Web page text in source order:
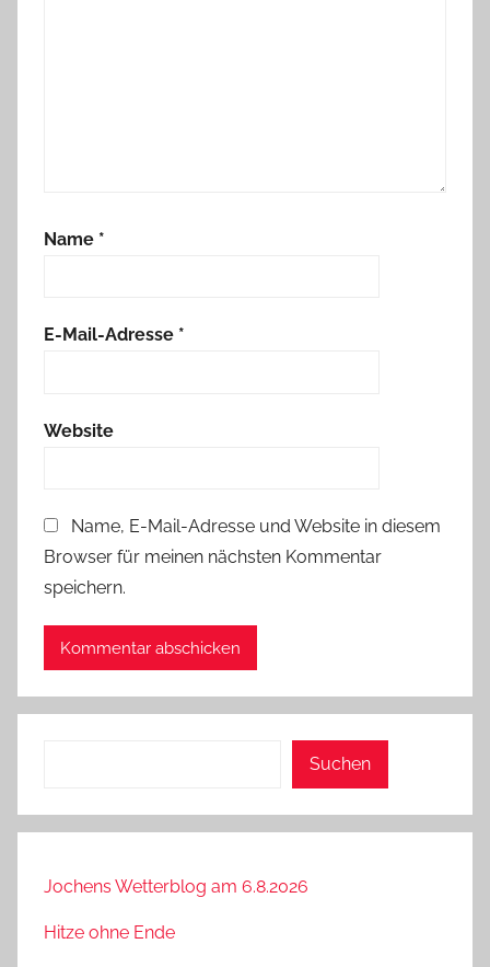
Name *
E-Mail-Adresse *
Website
Name, E-Mail-Adresse und Website in diesem
Browser für meinen nächsten Kommentar
speichern.
Suchen
Jochens Wetterblog am 6.8.2026
Hitze ohne Ende